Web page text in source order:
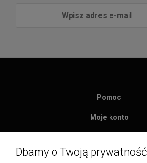
Pomoc
Moje konto
Informacje
Dbamy o Twoją prywatność